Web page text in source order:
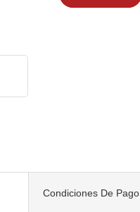
Condiciones De Pago